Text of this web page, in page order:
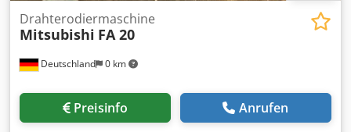
Deutschland 0 km
Drahterodiermaschine
Mitsubishi FA 20
Preisinfo Anrufen